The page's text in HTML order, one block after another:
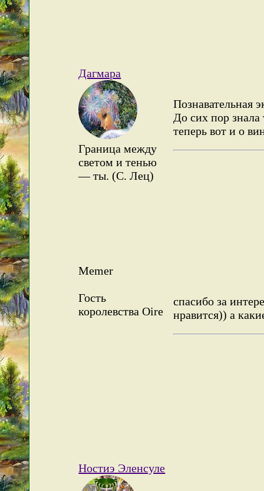
Дагмара
Граница между
светом и тенью
— ты. (С. Лец)
Познавательная
До сих пор
теперь вот и о
Memer
Гость
королевства Oire
спасибо за
нравится)) а
Ностиэ Эленсуле